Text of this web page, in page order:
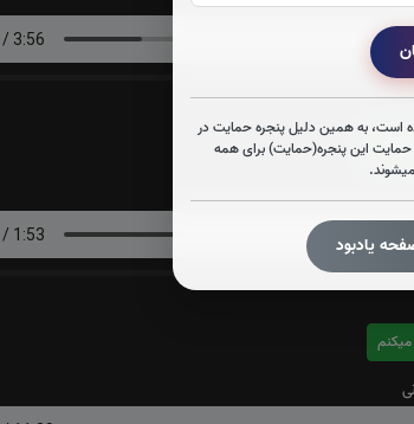
است، به همین دلیل پنجره حمایت در
حمایت این پنجره(حمایت) برای همه
یادبود